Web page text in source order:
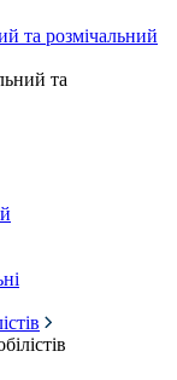
та розмічальний
та